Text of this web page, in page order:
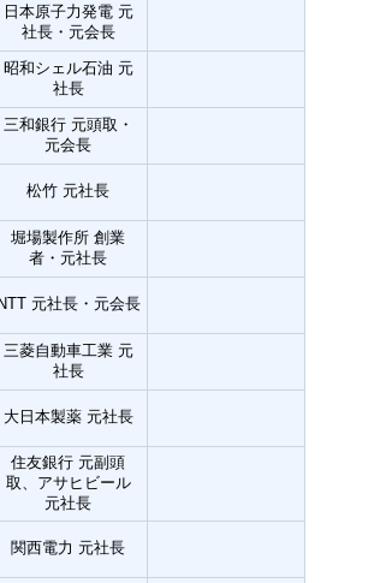
日本原子力発電 元
社長・元会長
昭和シェル石油 元
社長
三和銀行 元頭取・
元会長
松竹 元社長
堀場製作所 創業
者・元社長
NTT 元社長・元会長
三菱自動車工業 元
社長
大日本製薬 元社長
住友銀行 元副頭
取、アサヒビール
元社長
関西電力 元社長